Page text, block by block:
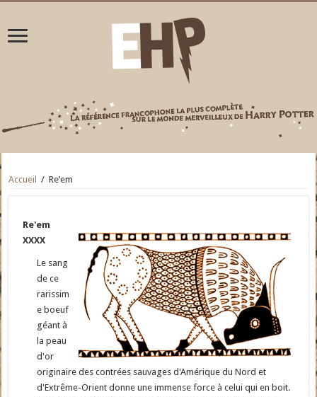
Accueil / Re’em
Re'em
XXXX
Le sang
de ce
rarissim
e boeuf
géant à
la peau
d'or
originaire des contrées sauvages d'Amérique du Nord et
d'Extrême-Orient donne une immense force à celui qui en boit.